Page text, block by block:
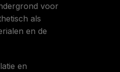
voor
als
en de
en